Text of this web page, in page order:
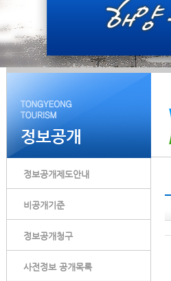
정보공개제도안내
비공개기준
정보공개청구
사전정보 공개목록